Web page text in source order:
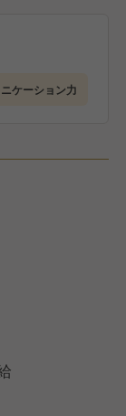
環境です！
外からのゲス
ケーション力